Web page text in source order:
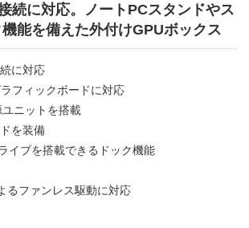
続に対応。ノートPCスタンドやス
機能を備えた外付けGPUボックス
に対応
フィックボードに対応
ニットを搭載
を装備
イブを搭載できるドック機能
るファンレス駆動に対応